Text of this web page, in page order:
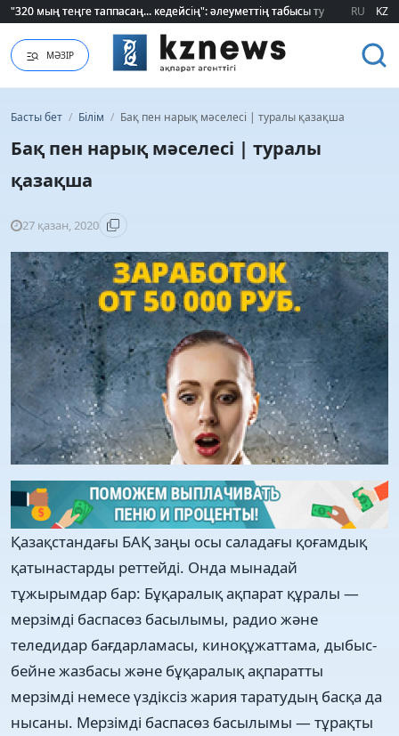
"320 мың теңге таппасаң... кедейсің": әлеуметтің табысы туралы түсінігі
"320 мың теңге таппасаң... кедейсің": әлеуметтің табысы туралы түсінігі
RU KZ
МӘЗІР
Басты бет / Білім / Бақ пен нарық мәселесі | туралы қазақша
Бақ пен нарық мәселесі | туралы
қазақша
27 қазан, 2020
Қазақстандағы БАҚ заңы осы саладағы қоғамдық
қатынастарды реттейді. Онда мынадай
тұжырымдар бар: Бұқаралық ақпарат құралы —
мерзімді баспасөз басылымы, радио және
теледидар бағдарламасы, киноқұжаттама, дыбыс-
бейне жазбасы және бұқаралық ақпаратты
мерзімді немесе үздіксіз жария таратудың басқа да
нысаны. Мерзімді баспасөз басылымы — тұрақты